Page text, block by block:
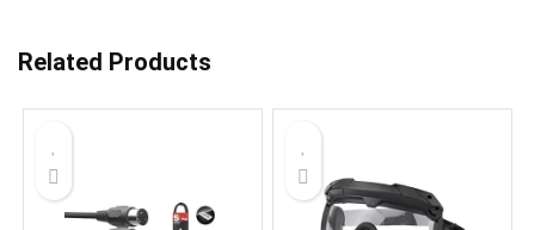
Related Products